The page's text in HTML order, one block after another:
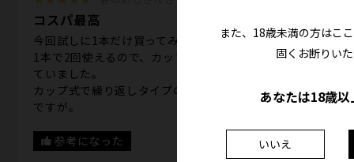
コスパ最高
今回試しに1本だけ買ってみました。
1本で2回使えるので、カップ派の自分にはとても合っ
ていました。
カップ式で繰り返しタイプの商品があったら最高なん
ですが。
参考になった
また、18歳未満の方はこ
固くお断りい
あなたは18歳
いいえ